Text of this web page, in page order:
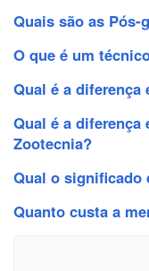
Quais são as Pós-
O que é um
Qual é a diferença
Qual é a diferença
Zootecnia?
Qual o significado
Quanto custa a